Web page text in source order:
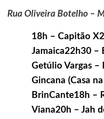
Rua Oliveira Botelho –
18h – Capitão
Jamaica22h30 –
Getúlio Vargas
Gincana (Casa
BrinCante18h –
Viana20h – Jah